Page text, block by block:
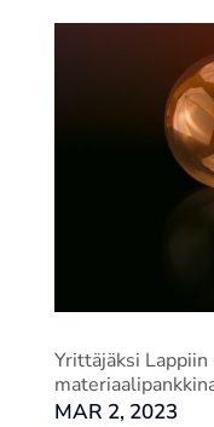
Yrittäjäksi
MAR 2, 2023